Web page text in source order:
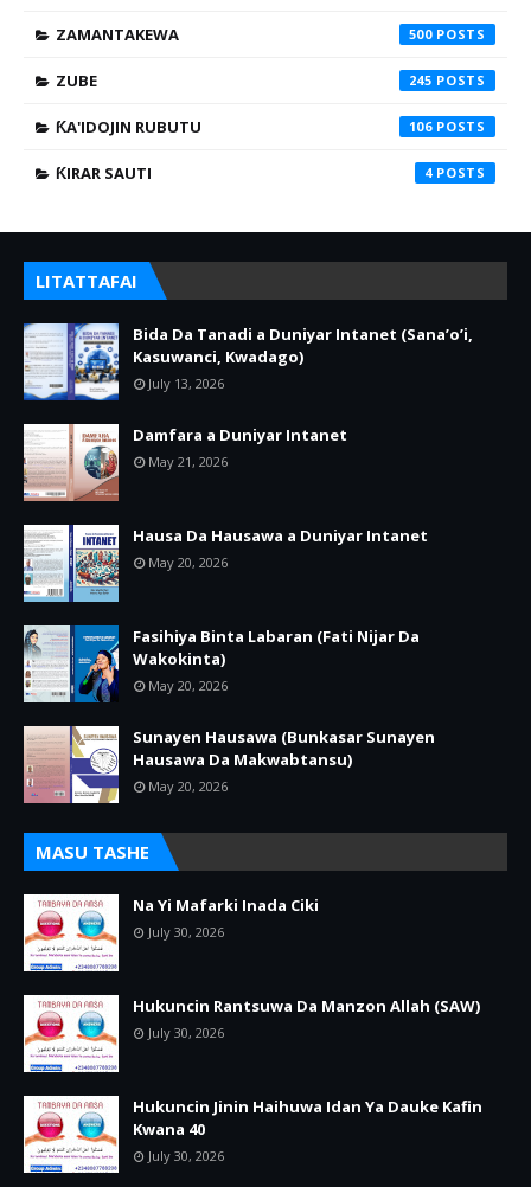
ZAMANTAKEWA 500
ZUBE 245
ƘA'IDOJIN RUBUTU 106
ƘIRAR SAUTI 4
LITATTAFAI
Bida Da Tanadi a Duniyar Intanet (Sana’o’i,
Kasuwanci, Kwadago)
July 13, 2026
Damfara a Duniyar Intanet
May 21, 2026
Hausa Da Hausawa a Duniyar Intanet
May 20, 2026
Fasihiya Binta Labaran (Fati Nijar Da
Wakokinta)
May 20, 2026
Sunayen Hausawa (Bunkasar Sunayen
Hausawa Da Makwabtansu)
May 20, 2026
MASU TASHE
Na Yi Mafarki Inada Ciki
July 30, 2026
Hukuncin Rantsuwa Da Manzon Allah (SAW)
July 30, 2026
Hukuncin Jinin Haihuwa Idan Ya Dauke Kafin
Kwana 40
July 30, 2026